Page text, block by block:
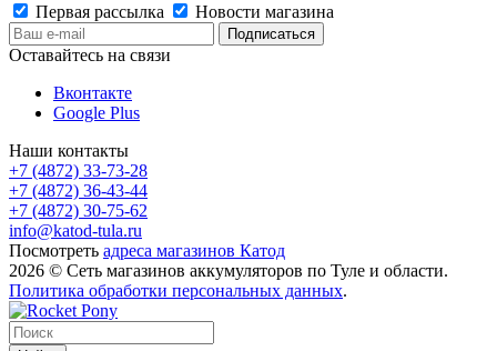
Первая рассылка
Новости магазина
Оставайтесь на связи
Вконтакте
Google Plus
Наши контакты
+7 (4872) 33-73-28
+7 (4872) 36-43-44
+7 (4872) 30-75-62
info@katod-tula.ru
Посмотреть адреса магазинов Катод
2026 © Сеть магазинов аккумуляторов по Туле и области.
Политика обработки персональных данных.